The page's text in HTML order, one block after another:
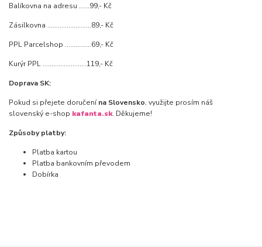
Balíkovna na adresu ......99,- Kč
Zásilkovna .........................89,- Kč
PPL Parcelshop ...............69,- Kč
Kurýr PPL .........................119,- Kč
Doprava SK:
Pokud si přejete doručenína Slovensko, využijte prosím náš
slovenský e-shop kafanta.sk. Děkujeme!
Způsoby platby:
Platba kartou
Platba bankovním převodem
Dobírka